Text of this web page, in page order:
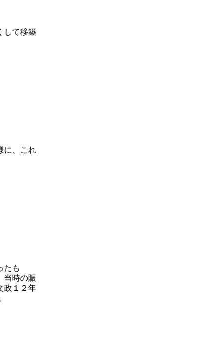
して移築
に、これ
たも
当時の賑
政１２年